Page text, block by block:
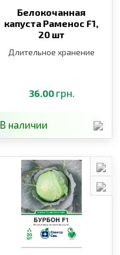
Белокочанная
капуста Раменос F1,
20 шт
Длительное хранение
36.00 грн.
В наличии